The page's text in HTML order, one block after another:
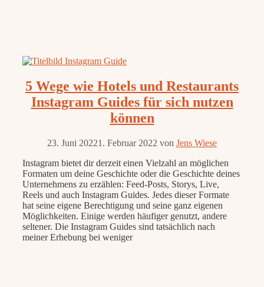
5 Wege wie Hotels und Restaurants
Instagram Guides für sich nutzen
können
23. Juni 20221. Februar 2022 von Jens Wiese
Instagram bietet dir derzeit einen Vielzahl an möglichen
Formaten um deine Geschichte oder die Geschichte deines
Unternehmens zu erzählen: Feed-Posts, Storys, Live,
Reels und auch Instagram Guides. Jedes dieser Formate
hat seine eigene Berechtigung und seine ganz eigenen
Möglichkeiten. Einige werden häufiger genutzt, andere
seltener. Die Instagram Guides sind tatsächlich nach
meiner Erhebung bei weniger